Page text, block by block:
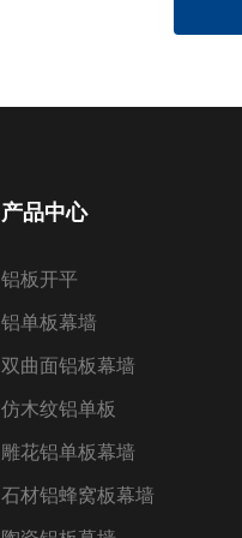
产品中心
铝板开平
铝单板幕墙
双曲面铝板幕墙
仿木纹铝单板
雕花铝单板幕墙
石材铝蜂窝板幕墙